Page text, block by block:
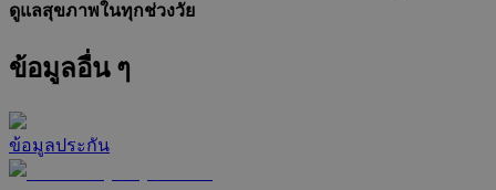
ดูแลสุขภาพในทุกช่วงวัย
ข้อมูลอื่น ๆ
ข้อมูลประกัน